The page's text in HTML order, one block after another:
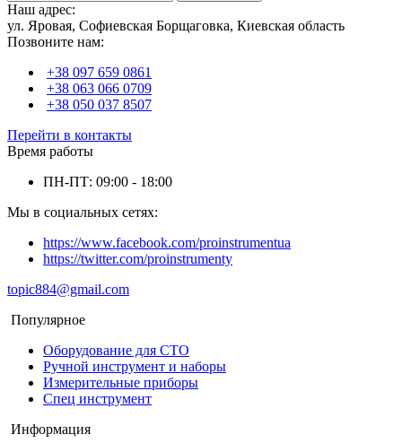
Наш адрес:
ул. Яровая, Софиевская Борщаговка, Киевская область
Позвоните нам:
+38 097 659 0861
+38 063 066 0709
+38 050 037 8507
Перейти в контакты
Время работы
ПН-ПТ: 09:00 - 18:00
Мы в социальных сетях:
https://www.facebook.com/proinstrumentua
https://twitter.com/proinstrumenty
topic884@gmail.com
Популярное
Оборудование для СТО
Ручной инструмент и наборы
Измерительные приборы
Спец инструмент
Информация